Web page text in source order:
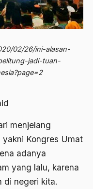
02/26/ini-alasan-
jadi-tuan-
menjelang
Kongres Umat
adanya
yang lalu, karena
di negeri kita.